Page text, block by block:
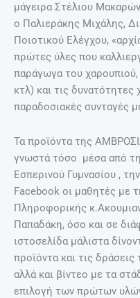
μάγειρα Στέλιου
ο Παλιεράκης Μιχάλης,
Ποιοτικού Ελέγχου,
πρώτες ύλες που
παράγωγα του
κτλ) και τις
παραδοσιακές συνταγές
Τα προϊόντα της
γνωστά τόσο μέσα από
Εσπερινού Γυμνασίου ,
Facebook οι μαθητές με
Πληροφορικής
Παπαδάκη, όσο και σε
ιστοσελίδα μάλιστα
προϊόντα και τις
αλλά και βίντεο με τα
επιλογή των πρώτων